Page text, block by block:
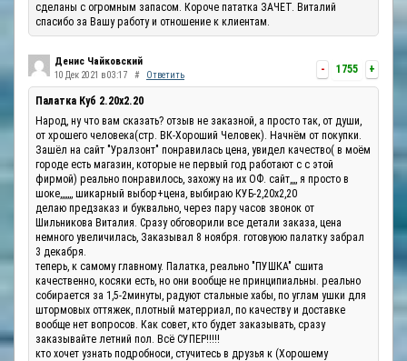
сделаны с огромным запасом. Короче пататка ЗАЧЕТ. Виталий
спасибо за Вашу работу и отношение к клиентам.
- 1755 +
Денис Чайковский
10 Дек 2021 в 03:17 # Ответить
Палатка Куб 2.20x2.20
Народ, ну что вам сказать? отзыв не заказной, а просто так, от души,
от хрошего человека(стр. ВК-Хороший Человек). Начнём от покупки.
Зашёл на сайт "Уралзонт" понравилась цена, увидел качество( в моём
городе есть магазин, которые не первый год работают с с этой
фирмой) реально понравилось, захожу на их ОФ. сайт,,,, я просто в
шоке,,,,,,, шикарный выбор+цена, выбираю КУБ-2,20х2,20
делаю предзаказ и буквально, через пару часов звонок от
Шильникова Виталия. Сразу обговорили все детали заказа, цена
немного увеличилась, Заказывал 8 ноября. готовуюю палатку забрал
3 декабря.
теперь, к самому главному. Палатка, реально "ПУШКА" сшита
качественно, косяки есть, но они вообще не принципиальны. реально
собирается за 1,5-2минуты, радуют стальные хабы, по углам ушки для
штормовых оттяжек, плотный матерриал, по качеству и доставке
вообще нет вопросов. Как совет, кто будет заказывать, сразу
заказывайте летний пол. Всё СУПЕР!!!!!
кто хочет узнать подробноси, стучитесь в друзья к (Хорошему